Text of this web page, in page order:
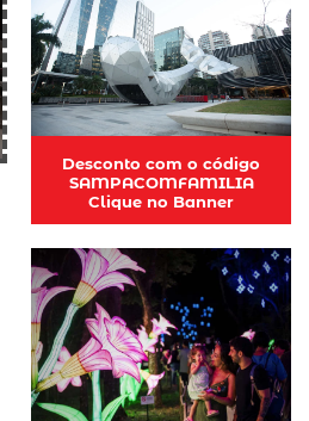
Desconto com o código
SAMPACOMFAMILIA
Clique no Banner